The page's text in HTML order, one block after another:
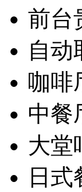
前台
自动
咖啡
中餐
大堂
日式